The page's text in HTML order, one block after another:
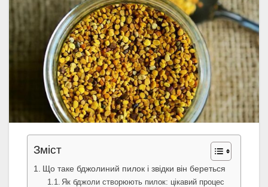
Зміст
Що таке бджолиний пилок і звідки він береться
Як бджоли створюють пилок: цікавий процес